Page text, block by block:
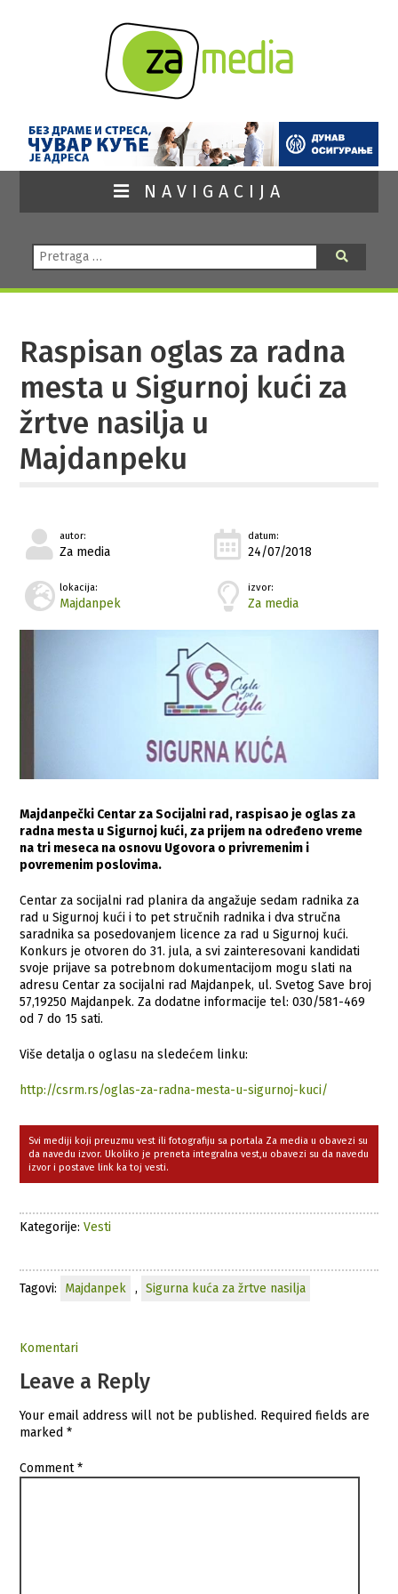
NAVIGACIJA
Pretraga:
Raspisan oglas za radna
mesta u Sigurnoj kući za
žrtve nasilja u
Majdanpeku
autor:
Za media
datum:
24/07/2018
lokacija:
Majdanpek
izvor:
Za media
Majdanpečki Centar za Socijalni rad, raspisao je oglas za
radna mesta u Sigurnoj kući, za prijem na određeno vreme
na tri meseca na osnovu Ugovora o privremenim i
povremenim poslovima.
Centar za socijalni rad planira da angažuje sedam radnika za
rad u Sigurnoj kući i to pet stručnih radnika i dva stručna
saradnika sa posedovanjem licence za rad u Sigurnoj kući.
Konkurs je otvoren do 31. jula, a svi zainteresovani kandidati
svoje prijave sa potrebnom dokumentacijom mogu slati na
adresu Centar za socijalni rad Majdanpek, ul. Svetog Save broj
57,19250 Majdanpek. Za dodatne informacije tel: 030/581-469
od 7 do 15 sati.
Više detalja o oglasu na sledećem linku:
http://csrm.rs/oglas-za-radna-mesta-u-sigurnoj-kuci/
Svi mediji koji preuzmu vest ili fotografiju sa portala Za media u obavezi su
da navedu izvor. Ukoliko je preneta integralna vest,u obavezi su da navedu
izvor i postave link ka toj vesti.
Kategorije:Vesti
Tagovi: Majdanpek , Sigurna kuća za žrtve nasilja
Komentari
Leave a Reply
Your email address will not be published. Required fields are
marked*
Comment*